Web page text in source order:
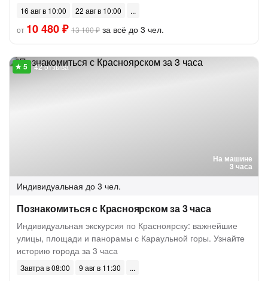
16 авг в 10:00
22 авг в 10:00
от 10 480 ₽ 13 100 ₽ за всё до 3 чел.
На машине
3 часа
42 отзыва
Индивидуальная до 3 чел.
Познакомиться с Красноярском за 3 часа
Индивидуальная экскурсия по Красноярску: важнейшие
улицы, площади и панорамы с Караульной горы. Узнайте
историю города за 3 часа
Завтра в 08:00 9 авг в 11:30